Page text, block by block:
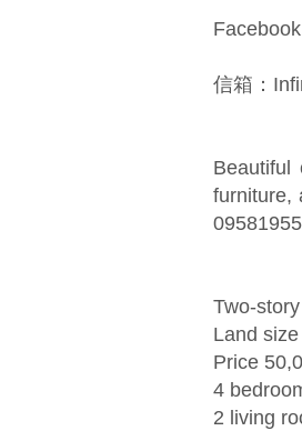
信箱：
Beautiful
furniture,
Two-
Land
Price
4
2 living